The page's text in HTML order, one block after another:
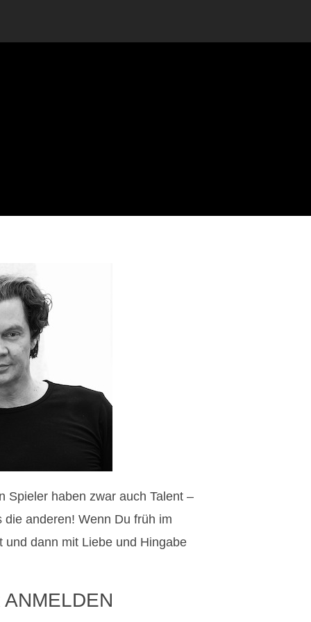
Spieler haben zwar auch Talent –
anderen! Wenn Du früh im
dann mit Liebe und Hingabe